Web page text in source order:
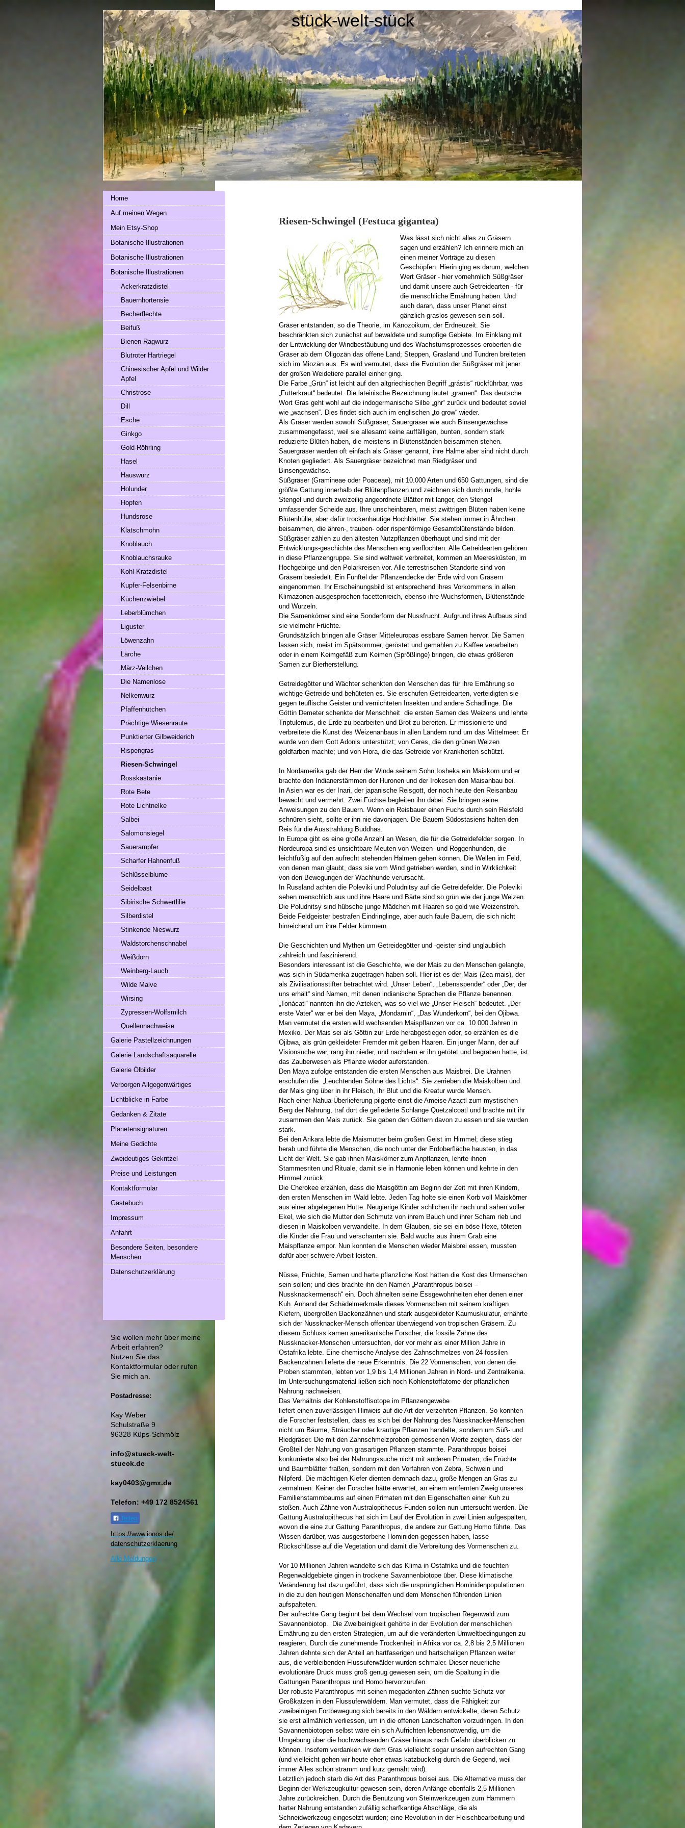
stück-welt-stück
Riesen-Schwingel (Festuca gigantea)
Was lässt sich nicht alles zu Gräsern
sagen und erzählen? Ich erinnere mich an
einen meiner Vorträge zu diesen
Geschöpfen. Hierin ging es darum, welchen
Wert Gräser - hier vornehmlich Süßgräser
und damit unsere auch Getreidearten - für
die menschliche Ernährung haben. Und
auch daran, dass unser Planet einst
gänzlich graslos gewesen sein soll.
Gräser entstanden, so die Theorie, im Känozoikum, der Erdneuzeit. Sie
beschränkten sich zunächst auf bewaldete und sumpfige Gebiete. Im Einklang mit
der Entwicklung der Windbestäubung und des Wachstumsprozesses eroberten die
Gräser ab dem Oligozän das offene Land; Steppen, Grasland und Tundren breiteten
sich im Miozän aus. Es wird vermutet, dass die Evolution der Süßgräser mit jener
der großen Weidetiere parallel einher ging.
Die Farbe „Grün“ ist leicht auf den altgriechischen Begriff „grástis“ rückführbar, was
„Futterkraut“ bedeutet. Die lateinische Bezeichnung lautet „gramen“. Das deutsche
Wort Gras geht wohl auf die indogermanische Silbe „ghr“ zurück und bedeutet soviel
wie „wachsen“. Dies findet sich auch im englischen „to grow“ wieder.
Als Gräser werden sowohl Süßgräser, Sauergräser wie auch Binsengewächse
zusammengefasst, weil sie allesamt keine auffälligen, bunten, sondern stark
reduzierte Blüten haben, die meistens in Blütenständen beisammen stehen.
Sauergräser werden oft einfach als Gräser genannt, ihre Halme aber sind nicht durch
Knoten gegliedert. Als Sauergräser bezeichnet man Riedgräser und
Binsengewächse.
Süßgräser (Gramineae oder Poaceae), mit 10.000 Arten und 650 Gattungen, sind die
größte Gattung innerhalb der Blütenpflanzen und zeichnen sich durch runde, hohle
Stengel und durch zweizeilig angeordnete Blätter mit langer, den Stengel
umfassender Scheide aus. Ihre unscheinbaren, meist zwittrigen Blüten haben keine
Blütenhülle, aber dafür trockenhäutige Hochblätter. Sie stehen immer in Ährchen
beisammen, die ähren-, trauben- oder rispenförmige Gesamtblütenstände bilden.
Süßgräser zählen zu den ältesten Nutzpflanzen überhaupt und sind mit der
Entwicklungs-geschichte des Menschen eng verflochten. Alle Getreidearten gehören
in diese Pflanzengruppe. Sie sind weltweit verbreitet, kommen an Meeresküsten, im
Hochgebirge und den Polarkreisen vor. Alle terrestrischen Standorte sind von
Gräsern besiedelt. Ein Fünftel der Pflanzendecke der Erde wird von Gräsern
eingenommen. Ihr Erscheinungsbild ist entsprechend ihres Vorkommens in allen
Klimazonen ausgesprochen facettenreich, ebenso ihre Wuchsformen, Blütenstände
und Wurzeln.
Die Samenkörner sind eine Sonderform der Nussfrucht. Aufgrund ihres Aufbaus sind
sie vielmehr Früchte.
Grundsätzlich bringen alle Gräser Mitteleuropas essbare Samen hervor. Die Samen
lassen sich, meist im Spätsommer, geröstet und gemahlen zu Kaffee verarbeiten
oder in einem Keimgefäß zum Keimen (Sprößlinge) bringen, die etwas größeren
Samen zur Bierherstellung.
Getreidegötter und Wächter schenkten den Menschen das für ihre Ernährung so
wichtige Getreide und behüteten es. Sie erschufen Getreidearten, verteidigten sie
gegen teuflische Geister und vernichteten Insekten und andere Schädlinge. Die
Göttin Demeter schenkte der Menschheit die ersten Samen des Weizens und lehrte
Triptulemus, die Erde zu bearbeiten und Brot zu bereiten. Er missionierte und
verbreitete die Kunst des Weizenanbaus in allen Ländern rund um das Mittelmeer. Er
wurde von dem Gott Adonis unterstützt; von Ceres, die den grünen Weizen
goldfarben machte; und von Flora, die das Getreide vor Krankheiten schützt.
In Nordamerika gab der Herr der Winde seinem Sohn Iosheka ein Maiskorn und er
brachte den Indianerstämmen der Huronen und der Irokesen den Maisanbau bei.
In Asien war es der Inari, der japanische Reisgott, der noch heute den Reisanbau
bewacht und vermehrt. Zwei Füchse begleiten ihn dabei. Sie bringen seine
Anweisungen zu den Bauern. Wenn ein Reisbauer einen Fuchs durch sein Reisfeld
schnüren sieht, sollte er ihn nie davonjagen. Die Bauern Südostasiens halten den
Reis für die Ausstrahlung Buddhas.
In Europa gibt es eine große Anzahl an Wesen, die für die Getreidefelder sorgen. In
Nordeuropa sind es unsichtbare Meuten von Weizen- und Roggenhunden, die
leichtfüßig auf den aufrecht stehenden Halmen gehen können. Die Wellen im Feld,
von denen man glaubt, dass sie vom Wind getrieben werden, sind in Wirklichkeit
von den Bewegungen der Wachhunde verursacht.
In Russland achten die Poleviki und Poludnitsy auf die Getreidefelder. Die Poleviki
sehen menschlich aus und ihre Haare und Bärte sind so grün wie der junge Weizen.
Die Poludnitsy sind hübsche junge Mädchen mit Haaren so gold wie Weizenstroh.
Beide Feldgeister bestrafen Eindringlinge, aber auch faule Bauern, die sich nicht
hinreichend um ihre Felder kümmern.
Die Geschichten und Mythen um Getreidegötter und -geister sind unglaublich
zahlreich und faszinierend.
Besonders interessant ist die Geschichte, wie der Mais zu den Menschen gelangte,
was sich in Südamerika zugetragen haben soll. Hier ist es der Mais (Zea mais), der
als Zivilisationsstifter betrachtet wird. „Unser Leben“, „Lebensspender“ oder „Der, der
uns erhält“ sind Namen, mit denen indianische Sprachen die Pflanze benennen.
„Tonácatl“ nannten ihn die Azteken, was so viel wie „Unser Fleisch“ bedeutet. „Der
erste Vater“ war er bei den Maya, „Mondamin“, „Das Wunderkorn“, bei den Ojibwa.
Man vermutet die ersten wild wachsenden Maispflanzen vor ca. 10.000 Jahren in
Mexiko. Der Mais sei als Göttin zur Erde herabgestiegen oder, so erzählen es die
Ojibwa, als grün gekleideter Fremder mit gelben Haaren. Ein junger Mann, der auf
Visionsuche war, rang ihn nieder, und nachdem er ihn getötet und begraben hatte, ist
das Zauberwesen als Pflanze wieder auferstanden.
Den Maya zufolge entstanden die ersten Menschen aus Maisbrei. Die Urahnen
erschufen die „Leuchtenden Söhne des Lichts“. Sie zerrieben die Maiskolben und
der Mais ging über in ihr Fleisch, ihr Blut und die Kreatur wurde Mensch.
Nach einer Nahua-Überlieferung pilgerte einst die Ameise Azactl zum mystischen
Berg der Nahrung, traf dort die gefiederte Schlange Quetzalcoatl und brachte mit ihr
zusammen den Mais zurück. Sie gaben den Göttern davon zu essen und sie wurden
stark.
Bei den Arikara lebte die Maismutter beim großen Geist im Himmel; diese stieg
herab und führte die Menschen, die noch unter der Erdoberfläche hausten, in das
Licht der Welt. Sie gab ihnen Maiskörner zum Anpflanzen, lehrte ihnen
Stammesriten und Rituale, damit sie in Harmonie leben können und kehrte in den
Himmel zurück.
Die Cherokee erzählen, dass die Maisgöttin am Beginn der Zeit mit ihren Kindern,
den ersten Menschen im Wald lebte. Jeden Tag holte sie einen Korb voll Maiskörner
aus einer abgelegenen Hütte. Neugierige Kinder schlichen ihr nach und sahen voller
Ekel, wie sich die Mutter den Schmutz von ihrem Bauch und ihrer Scham rieb und
diesen in Maiskolben verwandelte. In dem Glauben, sie sei ein böse Hexe, töteten
die Kinder die Frau und verscharrten sie. Bald wuchs aus ihrem Grab eine
Maispflanze empor. Nun konnten die Menschen wieder Maisbrei essen, mussten
dafür aber schwere Arbeit leisten.
Nüsse, Früchte, Samen und harte pflanzliche Kost hätten die Kost des Urmenschen
sein sollen; und dies brachte ihn den Namen „Paranthropus boisei –
Nussknackermensch“ ein. Doch ähnelten seine Essgewohnheiten eher denen einer
Kuh. Anhand der Schädelmerkmale dieses Vormenschen mit seinem kräftigen
Kiefern, übergroßen Backenzähnen und stark ausgebildeter Kaumuskulatur, ernährte
sich der Nussknacker-Mensch offenbar überwiegend von tropischen Gräsern. Zu
diesem Schluss kamen amerikanische Forscher, die fossile Zähne des
Nussknacker-Menschen untersuchten, der vor mehr als einer Million Jahre in
Ostafrika lebte. Eine chemische Analyse des Zahnschmelzes von 24 fossilen
Backenzähnen lieferte die neue Erkenntnis. Die 22 Vormenschen, von denen die
Proben stammten, lebten vor 1,9 bis 1,4 Millionen Jahren in Nord- und Zentralkenia.
Im Untersuchungsmaterial ließen sich noch Kohlenstoffatome der pflanzlichen
Nahrung nachweisen.
Das Verhältnis der Kohlenstoffisotope im Pflanzengewebe
liefert einen zuverlässigen Hinweis auf die Art der verzehrten Pflanzen. So konnten
die Forscher feststellen, dass es sich bei der Nahrung des Nussknacker-Menschen
nicht um Bäume, Sträucher oder krautige Pflanzen handelte, sondern um Süß- und
Riedgräser. Die mit den Zahnschmelzproben gemessenen Werte zeigten, dass der
Großteil der Nahrung von grasartigen Pflanzen stammte. Paranthropus boisei
konkurrierte also bei der Nahrungssuche nicht mit anderen Primaten, die Früchte
und Baumblätter fraßen, sondern mit den Vorfahren von Zebra, Schwein und
Nilpferd. Die mächtigen Kiefer dienten demnach dazu, große Mengen an Gras zu
zermalmen. Keiner der Forscher hätte erwartet, an einem entfernten Zweig unseres
Familienstammbaums auf einen Primaten mit den Eigenschaften einer Kuh zu
stoßen. Auch Zähne von Australopithecus-Funden sollen nun untersucht werden. Die
Gattung Australopithecus hat sich im Lauf der Evolution in zwei Linien aufgespalten,
wovon die eine zur Gattung Paranthropus, die andere zur Gattung Homo führte. Das
Wissen darüber, was ausgestorbene Hominiden gegessen haben, lasse
Rückschlüsse auf die Vegetation und damit die Verbreitung des Vormenschen zu.
Vor 10 Millionen Jahren wandelte sich das Klima in Ostafrika und die feuchten
Regenwaldgebiete gingen in trockene Savannenbiotope über. Diese klimatische
Veränderung hat dazu geführt, dass sich die ursprünglichen Hominidenpopulationen
in die zu den heutigen Menschenaffen und dem Menschen führenden Linien
aufspalteten.
Der aufrechte Gang beginnt bei dem Wechsel vom tropischen Regenwald zum
Savannenbiotop. Die Zweibeinigkeit gehörte in der Evolution der menschlichen
Ernährung zu den ersten Strategien, um auf die veränderten Umweltbedingungen zu
reagieren. Durch die zunehmende Trockenheit in Afrika vor ca. 2,8 bis 2,5 Millionen
Jahren dehnte sich der Anteil an hartfaserigen und hartschaligen Pflanzen weiter
aus, die verbleibenden Flussuferwälder wurden schmaler. Dieser neuerliche
evolutionäre Druck muss groß genug gewesen sein, um die Spaltung in die
Gattungen Paranthropus und Homo hervorzurufen.
Der robuste Paranthropus mit seinen megadonten Zähnen suchte Schutz vor
Großkatzen in den Flussuferwäldern. Man vermutet, dass die Fähigkeit zur
zweibeinigen Fortbewegung sich bereits in den Wäldern entwickelte, deren Schutz
sie erst allmählich verliessen, um in die offenen Landschaften vorzudringen. In den
Savannenbiotopen selbst wäre ein sich Aufrichten lebensnotwendig, um die
Umgebung über die hochwachsenden Gräser hinaus nach Gefahr überblicken zu
können. Insofern verdanken wir dem Gras vielleicht sogar unseren aufrechten Gang
(und vielleicht gehen wir heute eher etwas katzbuckelig durch die Gegend, weil
immer Alles schön stramm und kurz gemäht wird).
Letztlich jedoch starb die Art des Paranthropus boisei aus. Die Alternative muss der
Beginn der Werkzeugkultur gewesen sein, deren Anfänge ebenfalls 2,5 Millionen
Jahre zurückreichen. Durch die Benutzung von Steinwerkzeugen zum Hämmern
harter Nahrung entstanden zufällig scharfkantige Abschläge, die als
Schneidwerkzeug eingesetzt wurden; eine Revolution in der Fleischbearbeitung und
Home
Auf meinen Wegen
Mein Etsy-Shop
Botanische Illustrationen
Botanische Illustrationen
Botanische Illustrationen
Ackerkratzdistel
Bauernhortensie
Becherflechte
Beifuß
Bienen-Ragwurz
Blutroter Hartriegel
Chinesischer Apfel und Wilder
Apfel
Christrose
Dill
Esche
Ginkgo
Gold-Röhrling
Hasel
Hauswurz
Holunder
Hopfen
Hundsrose
Klatschmohn
Knoblauch
Knoblauchsrauke
Kohl-Kratzdistel
Kupfer-Felsenbirne
Küchenzwiebel
Leberblümchen
Liguster
Löwenzahn
Lärche
März-Veilchen
Die Namenlose
Nelkenwurz
Pfaffenhütchen
Prächtige Wiesenraute
Punktierter Gilbweiderich
Rispengras
Riesen-Schwingel
Rosskastanie
Rote Bete
Rote Lichtnelke
Salbei
Salomonsiegel
Sauerampfer
Scharfer Hahnenfuß
Schlüsselblume
Seidelbast
Sibirische Schwertlilie
Silberdistel
Stinkende Nieswurz
Waldstorchenschnabel
Weißdorn
Weinberg-Lauch
Wilde Malve
Wirsing
Zypressen-Wolfsmilch
Quellennachweise
Galerie Pastellzeichnungen
Galerie Landschaftsaquarelle
Galerie Ölbilder
Verborgen Allgegenwärtiges
Lichtblicke in Farbe
Gedanken & Zitate
Planetensignaturen
Meine Gedichte
Zweideutiges Gekritzel
Preise und Leistungen
Kontaktformular
Gästebuch
Impressum
Anfahrt
Besondere Seiten, besondere
Menschen
Datenschutzerklärung
Sie wollen mehr über meine
Arbeit erfahren?
Nutzen Sie das
Kontaktformular oder rufen
Sie mich an.
Postadresse:
Kay Weber
Schulstraße 9
96328 Küps-Schmölz
info@stueck-welt-
stueck.de
kay0403@gmx.de
Telefon: +49 172 8524561
Teilen
https://www.ionos.de/
datenschutzerklaerung​
Alle Meldungen